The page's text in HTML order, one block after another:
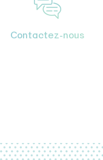
Contactez-nous